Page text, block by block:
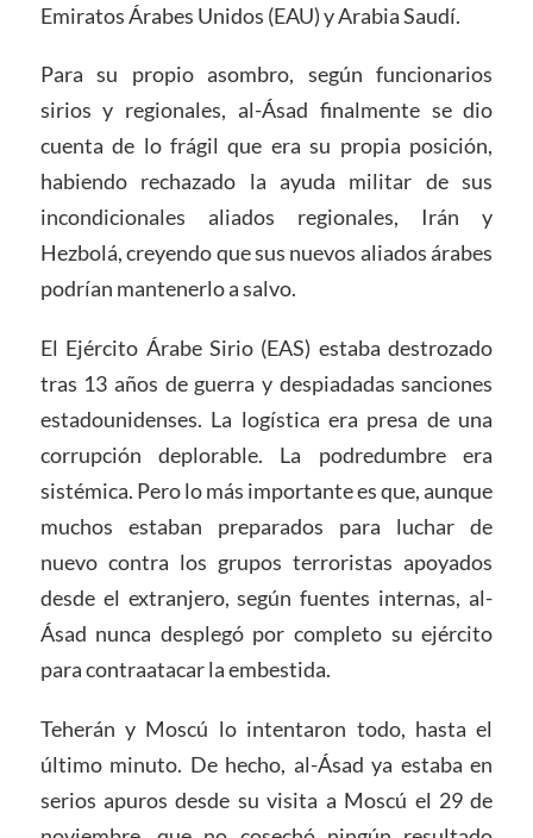
Emiratos Árabes Unidos (EAU) y Arabia Saudí.
Para su propio asombro, según funcionarios
sirios y regionales, al-Ásad finalmente se dio
cuenta de lo frágil que era su propia posición,
habiendo rechazado la ayuda militar de sus
incondicionales aliados regionales, Irán y
Hezbolá, creyendo que sus nuevos aliados árabes
podrían mantenerlo a salvo.
El Ejército Árabe Sirio (EAS) estaba destrozado
tras 13 años de guerra y despiadadas sanciones
estadounidenses. La logística era presa de una
corrupción deplorable. La podredumbre era
sistémica. Pero lo más importante es que, aunque
muchos estaban preparados para luchar de
nuevo contra los grupos terroristas apoyados
desde el extranjero, según fuentes internas, al-
Ásad nunca desplegó por completo su ejército
para contraatacar la embestida.
Teherán y Moscú lo intentaron todo, hasta el
último minuto. De hecho, al-Ásad ya estaba en
serios apuros desde su visita a Moscú el 29 de